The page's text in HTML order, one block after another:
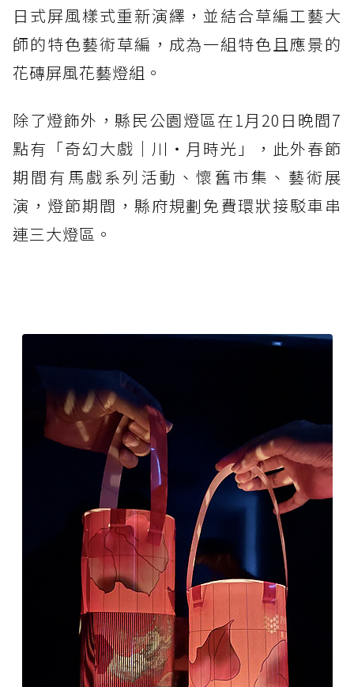
日式屏風樣式重新演繹，並結合草編工藝大
師的特色藝術草編，成為一組特色且應景的
花磚屏風花藝燈組。
除了燈飾外，縣民公園燈區在1月20日晚間7
點有「奇幻大戲｜川‧月時光」，此外春節
期間有馬戲系列活動、懷舊市集、藝術展
演，燈節期間，縣府規劃免費環狀接駁車串
連三大燈區。